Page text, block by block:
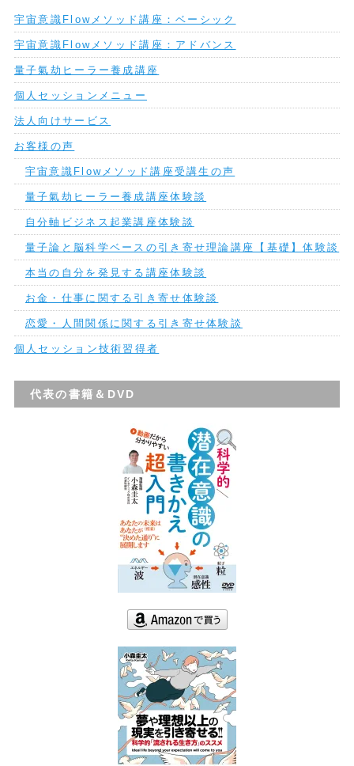
宇宙意識Flowメソッド講座：ベーシック
宇宙意識Flowメソッド講座：アドバンス
量子氣劫ヒーラー養成講座
個人セッションメニュー
法人向けサービス
お客様の声
宇宙意識Flowメソッド講座受講生の声
量子氣劫ヒーラー養成講座体験談
自分軸ビジネス起業講座体験談
量子論と脳科学ベースの引き寄せ理論講座【基礎】体験談
本当の自分を発見する講座体験談
お金・仕事に関する引き寄せ体験談
恋愛・人間関係に関する引き寄せ体験談
個人セッション技術習得者
代表の書籍＆DVD